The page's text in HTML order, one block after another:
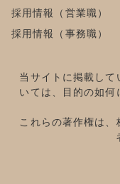
採用情報（営業職）
採用情報（事務職）
当サイトに掲載して
いては、目的の如何
これらの著作権は